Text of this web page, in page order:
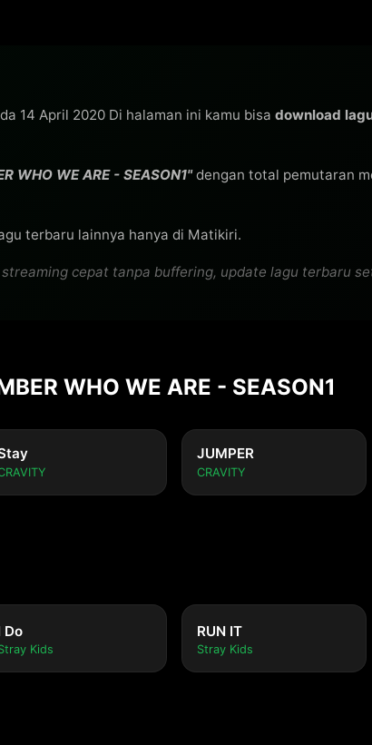
14 April 2020 Di halaman ini kamu bisa download
WHO WE ARE - SEASON1"dengan total pemutaran
terbaru lainnya hanya di Matikiri.
cepat tanpa buffering, update lagu terbaru
WHO WE ARE - SEASON1
JUMPER
CRAVITY
Do
Kids
RUN IT
Stray Kids